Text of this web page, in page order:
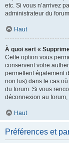
etc. Si vous n’arrivez
administrateur du
Haut
À quoi sert «
Cette option vous
conservent votre
permettent également
non lus) dans le cas
du forum. Si vous
déconnexion au
Haut
Préférences et